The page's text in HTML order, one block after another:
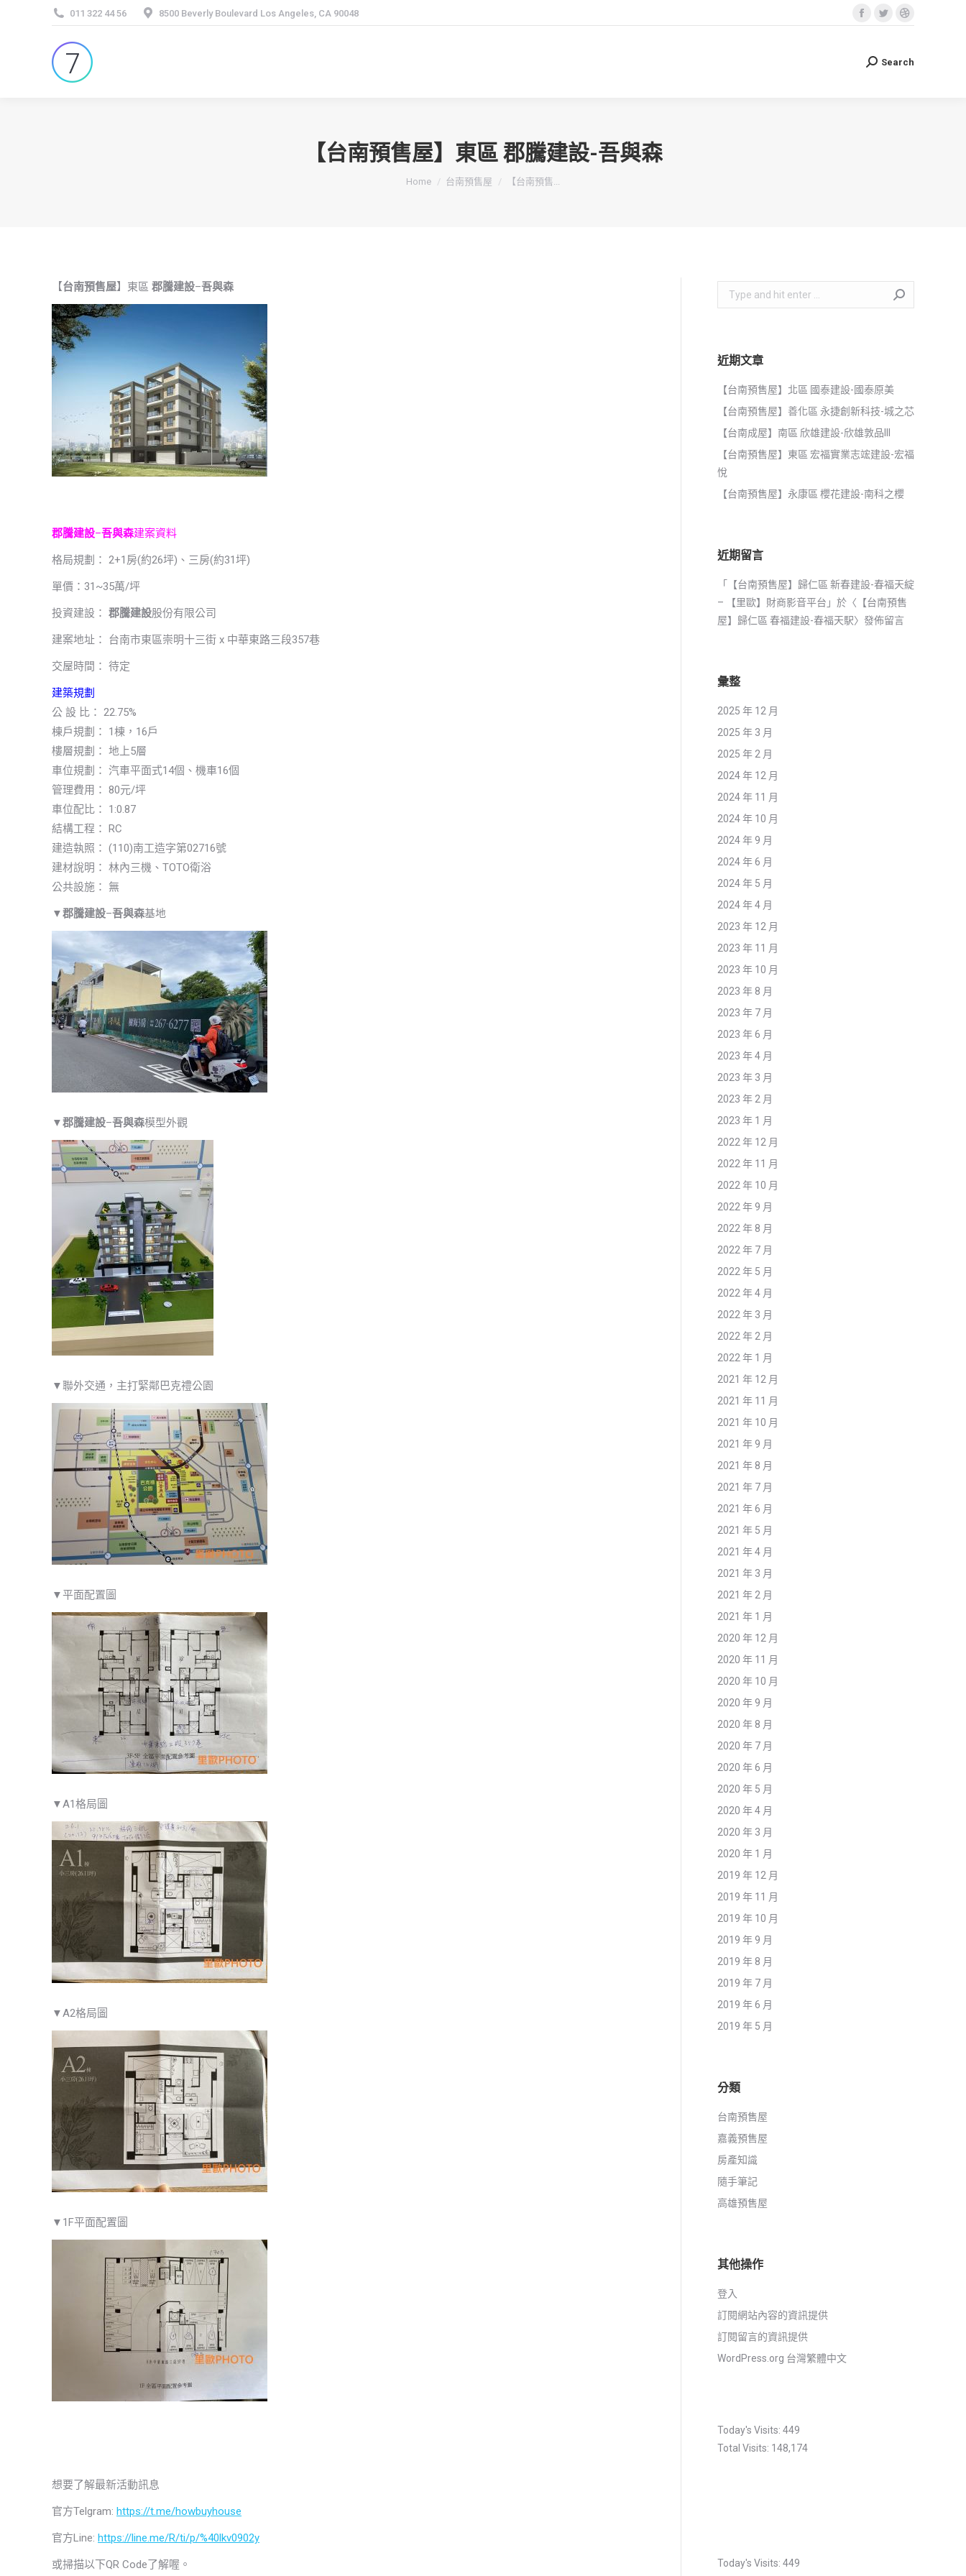
011 322 44 56 8500 Beverly Boulevard Los Angeles, CA 90048
Facebook
opens
Twitter
opens
Dribbble
opens
Search:
Search
【台南預售屋】東區 郡騰建設-吾與森
You are here:
Home 台南預售屋 【台南預售...
【台南預售屋】東區 郡騰建設–吾與森
郡騰建設–吾與森建案資料
格局規劃： 2+1房(約26坪)、三房(約31坪)
單價：31~35萬/坪
投資建設： 郡騰建設股份有限公司
建案地址： 台南市東區崇明十三街 x 中華東路三段357巷
交屋時間： 待定
建築規劃
公 設 比： 22.75%
棟戶規劃： 1棟，16戶
樓層規劃： 地上5層
車位規劃： 汽車平面式14個、機車16個
管理費用： 80元/坪
車位配比： 1:0.87
結構工程： RC
建造執照： (110)南工造字第02716號
建材說明： 林內三機、TOTO衛浴
公共設施： 無
▼郡騰建設–吾與森基地
▼郡騰建設–吾與森模型外觀
▼聯外交通，主打緊鄰巴克禮公園
▼平面配置圖
▼A1格局圖
▼A2格局圖
▼1F平面配置圖
想要了解最新活動訊息
官方Telgram: https://t.me/howbuyhouse
官方Line: https://line.me/R/ti/p/%40lkv0902y
或掃描以下QR Code了解喔。
Search:
近期文章
【台南預售屋】北區 國泰建設-國泰原美
【台南預售屋】善化區 永捷創新科技-城之芯
【台南成屋】南區 欣雄建設-欣雄敦品III
【台南預售屋】東區 宏福實業志竤建設-宏福
悅
【台南預售屋】永康區 櫻花建設-南科之櫻
近期留言
「
【台南預售屋】歸仁區 新春建設-春福天綻
– 【里歐】財商影音平台 」於〈 【台南預售
屋】歸仁區 春福建設-春福天駅〉發佈留言
彙整
2025 年 12 月
2025 年 3 月
2025 年 2 月
2024 年 12 月
2024 年 11 月
2024 年 10 月
2024 年 9 月
2024 年 6 月
2024 年 5 月
2024 年 4 月
2023 年 12 月
2023 年 11 月
2023 年 10 月
2023 年 8 月
2023 年 7 月
2023 年 6 月
2023 年 4 月
2023 年 3 月
2023 年 2 月
2023 年 1 月
2022 年 12 月
2022 年 11 月
2022 年 10 月
2022 年 9 月
2022 年 8 月
2022 年 7 月
2022 年 5 月
2022 年 4 月
2022 年 3 月
2022 年 2 月
2022 年 1 月
2021 年 12 月
2021 年 11 月
2021 年 10 月
2021 年 9 月
2021 年 8 月
2021 年 7 月
2021 年 6 月
2021 年 5 月
2021 年 4 月
2021 年 3 月
2021 年 2 月
2021 年 1 月
2020 年 12 月
2020 年 11 月
2020 年 10 月
2020 年 9 月
2020 年 8 月
2020 年 7 月
2020 年 6 月
2020 年 5 月
2020 年 4 月
2020 年 3 月
2020 年 1 月
2019 年 12 月
2019 年 11 月
2019 年 10 月
2019 年 9 月
2019 年 8 月
2019 年 7 月
2019 年 6 月
2019 年 5 月
分類
台南預售屋
嘉義預售屋
房產知識
隨手筆記
高雄預售屋
其他操作
登入
訂閱網站內容的資訊提供
訂閱留言的資訊提供
WordPress.org 台灣繁體中文
Today's Visits: 449
Total Visits: 148,174
Today's Visits: 449
Search:
Search